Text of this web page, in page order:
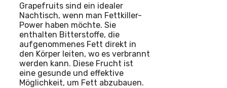
Grapefruits sind ein idealer
Nachtisch, wenn man Fettkiller-
Power haben möchte. Sie
enthalten Bitterstoffe, die
aufgenommenes Fett direkt in
den Körper leiten, wo es verbrannt
werden kann. Diese Frucht ist
eine gesunde und effektive
Möglichkeit, um Fett abzubauen.